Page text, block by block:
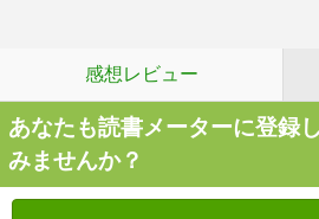
感想レビュー
あなたも読書メーターに登録
みませんか？